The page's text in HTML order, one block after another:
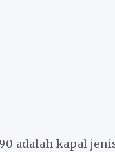
adalah kapal